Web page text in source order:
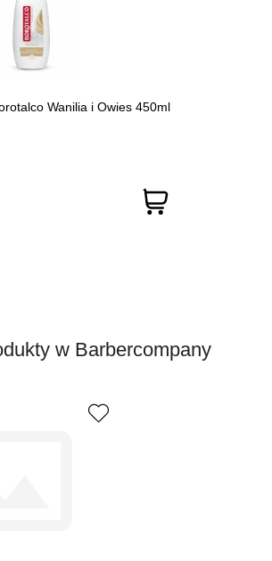
Wanilia i Owies 450ml
w Barbercompany